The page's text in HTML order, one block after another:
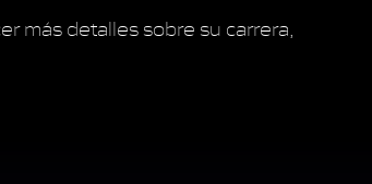
más detalles sobre su carrera,